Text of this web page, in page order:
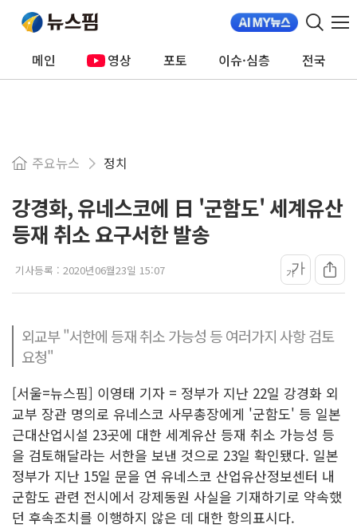
메인 영상 포토 이슈·심층 전국
주요뉴스 정치
강경화, 유네스코에 日 '군함도' 세계유산
등재 취소 요구서한 발송
기사등록 : 2020년06월23일 15:07 가가
외교부 "서한에 등재 취소 가능성 등 여러가지 사항 검토
요청"
[서울=뉴스핌] 이영태 기자 = 정부가 지난 22일 강경화 외
교부 장관 명의로 유네스코 사무총장에게 '군함도' 등 일본
근대산업시설 23곳에 대한 세계유산 등재 취소 가능성 등
을 검토해달라는 서한을 보낸 것으로 23일 확인됐다. 일본
정부가 지난 15일 문을 연 유네스코 산업유산정보센터 내
군함도 관련 전시에서 강제동원 사실을 기재하기로 약속했
던 후속조치를 이행하지 않은 데 대한 항의표시다.